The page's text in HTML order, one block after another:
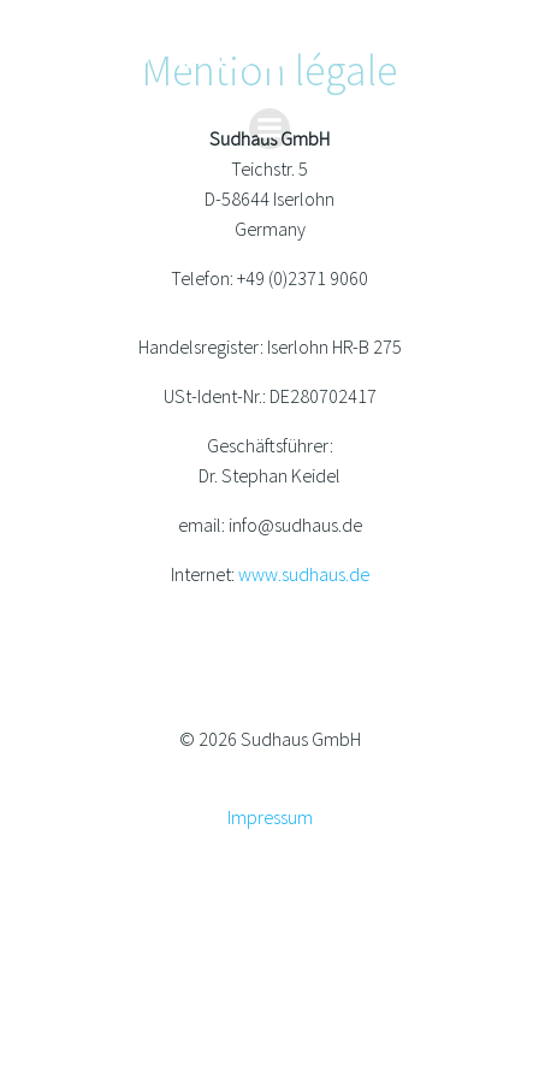
springen
Mention légale
Sudhaus GmbH
Teichstr. 5
D-58644 Iserlohn
Germany
Telefon: +49 (0)2371 9060
Handelsregister: Iserlohn HR-B 275
USt-Ident-Nr.: DE280702417
Geschäftsführer:
Dr. Stephan Keidel
email: info@sudhaus.de
Internet: www.sudhaus.de
© 2026 Sudhaus GmbH
Impressum